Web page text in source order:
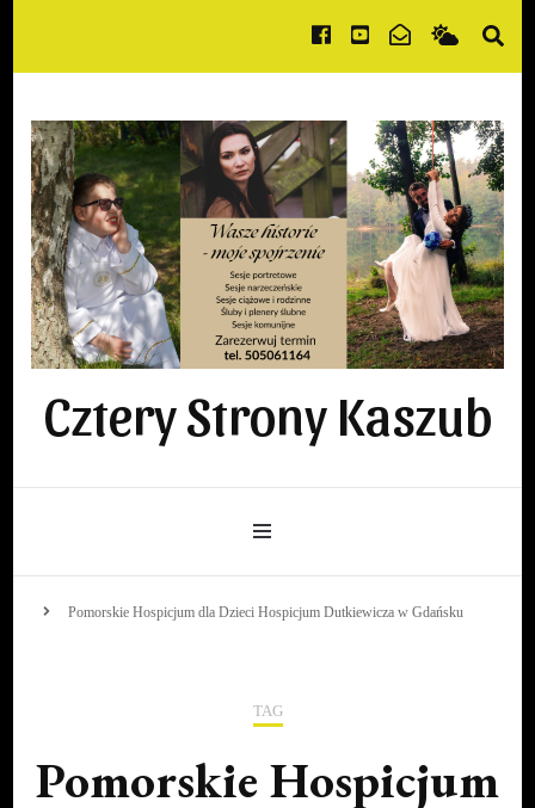
Cztery Strony Kaszub
Pomorskie Hospicjum dla Dzieci Hospicjum Dutkiewicza w Gdańsku
TAG
Pomorskie Hospicjum